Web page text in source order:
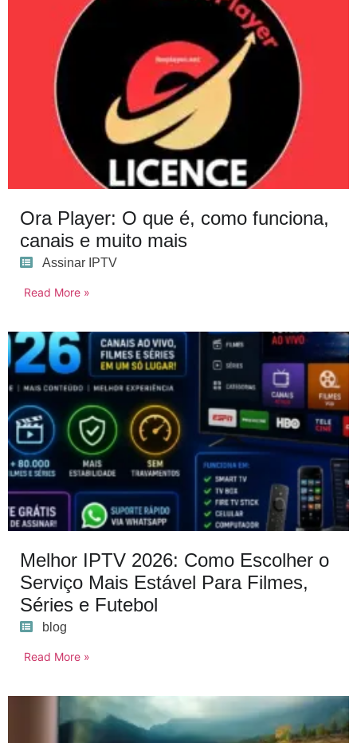
Ora Player: O que é, como funciona,
canais e muito mais
Assinar IPTV
Read More »
Melhor IPTV 2026: Como Escolher o
Serviço Mais Estável Para Filmes,
Séries e Futebol
blog
Read More »